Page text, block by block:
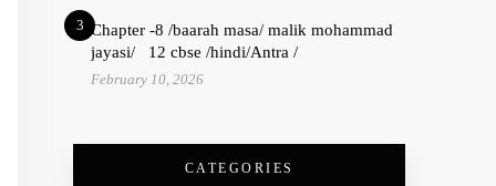
3 Chapter -8 /baarah masa/ malik mohammad
jayasi/ 12 cbse /hindi/Antra /
February 10, 2026
CATEGORIES